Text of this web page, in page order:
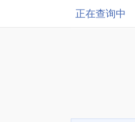
正在查询中